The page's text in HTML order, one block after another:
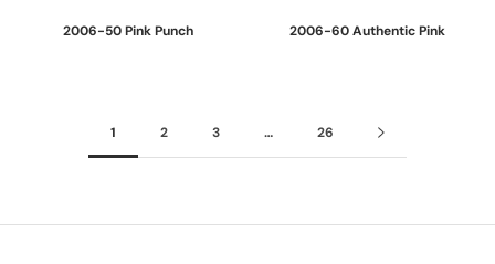
2006-50 Pink Punch 2006-60 Authentic Pink
1 2 3 … 26